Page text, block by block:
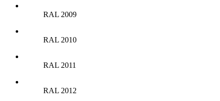
RAL 2009
RAL 2010
RAL 2011
RAL 2012